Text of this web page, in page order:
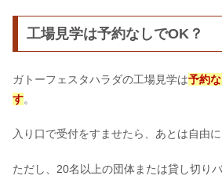
工場見学は予約なしでOK？
ガトーフェスタハラダの工場見学は予約
す。
入り口で受付をすませたら、あとは自由に
ただし、20名以上の団体または貸し切り